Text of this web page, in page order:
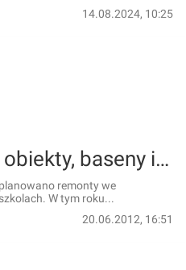
14.08.2024, 10:25
[Wrocław] Nowe obiekty, baseny i boiska - w szkołach trwają wakacyjne remonty
remonty we
W tym roku...
20.06.2012, 16:51